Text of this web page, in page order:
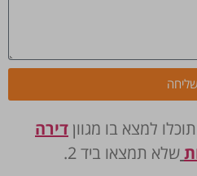
שליחה
למצא בו מגוון דירה
שלא תמצאו ביד 2.